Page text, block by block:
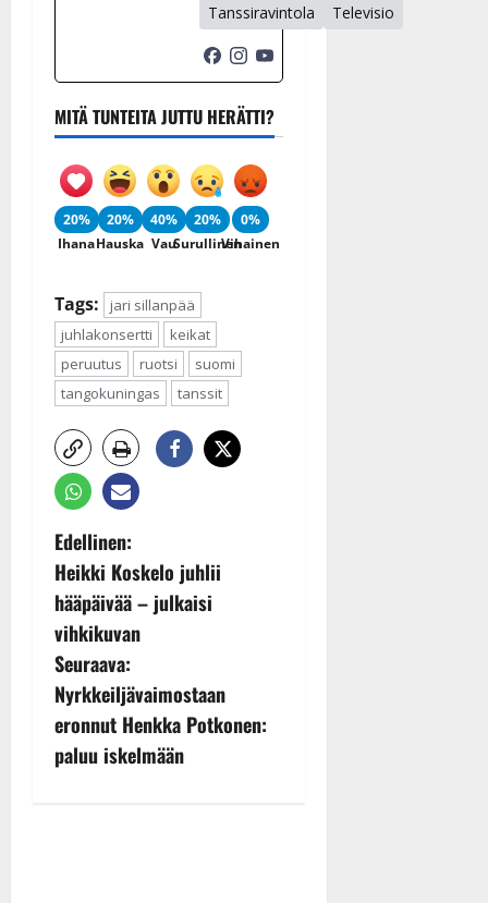
Tanssiravintola
Televisio
MITÄ TUNTEITA JUTTU HERÄTTI?
20%
Ihana
20%
Hauska
40%
Vau
20%
Surullinen
0%
Vihainen
Tags:
jari sillanpää
juhlakonsertti
keikat
peruutus
ruotsi
suomi
tangokuningas
tanssit
P
o
s
t
n
a
Edellinen:
Heikki Koskelo juhlii
hääpäivää – julkaisi
vihkikuvan
Seuraava:
Nyrkkeiljävaimostaan
eronnut Henkka Potkonen:
paluu iskelmään